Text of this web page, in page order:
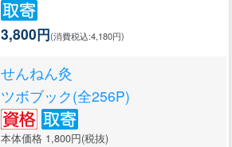
3,800円(消費税込:4,180円)
せんねん灸
ツボブック(全256P)
本体価格 1,800円(税抜)